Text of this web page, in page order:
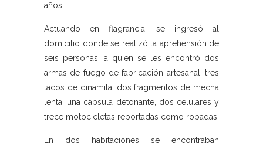
años.
Actuando en flagrancia, se ingresó al
domicilio donde se realizó la aprehensión de
seis personas, a quien se les encontró dos
armas de fuego de fabricación artesanal, tres
tacos de dinamita, dos fragmentos de mecha
lenta, una cápsula detonante, dos celulares y
trece motocicletas reportadas como robadas.
En dos habitaciones se encontraban